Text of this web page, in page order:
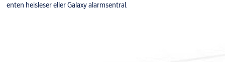
enten heisleser eller Galaxy alarmsentral.